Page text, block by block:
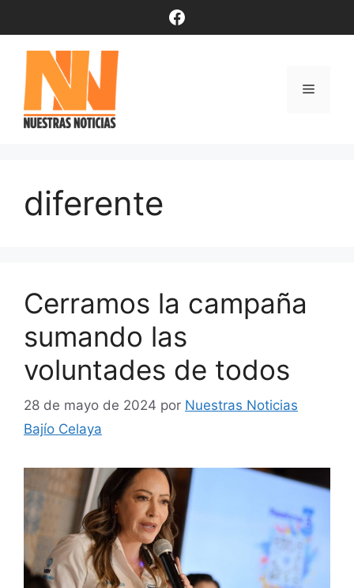
contenido
Facebook
Menú
diferente
Cerramos la campaña
sumando las
voluntades de todos
28 de mayo de 2024 por Nuestras Noticias
Bajío Celaya